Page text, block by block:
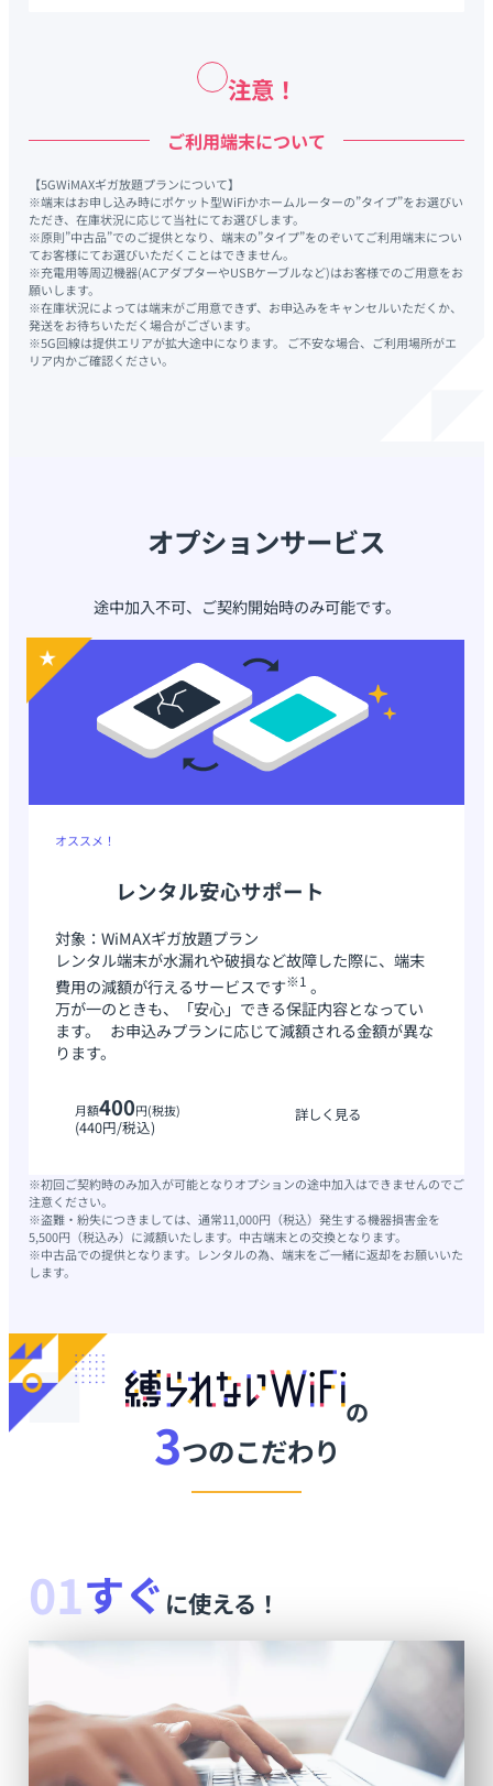
注意！
ご利用端末について
【5GWiMAXギガ放題プランについて】
※端末はお申し込み時にポケット型WiFiかホームルーターの”タイプ”をお選びい
ただき、在庫状況に応じて当社にてお選びします。
※原則”中古品”でのご提供となり、端末の”タイプ”をのぞいてご利用端末につい
てお客様にてお選びいただくことはできません。
※充電用等周辺機器(ACアダプターやUSBケーブルなど)はお客様でのご用意をお
願いします。
※在庫状況によっては端末がご用意できず、お申込みをキャンセルいただくか、
発送をお待ちいただく場合がございます。
※5G回線は提供エリアが拡大途中になります。 ご不安な場合、ご利用場所がエ
リア内かご確認ください。
オプションサービス
途中加入不可、ご契約開始時のみ可能です。
オススメ！
レンタル安心サポート
対象：WiMAXギガ放題プラン
レンタル端末が水漏れや破損など故障した際に、端末
費用の減額が行えるサービスです※1 。
万が一のときも、「安心」できる保証内容となってい
ます。 お申込みプランに応じて減額される金額が異な
ります。
月額400円(税抜)
(440円/税込)
詳しく見る
※初回ご契約時のみ加入が可能となりオプションの途中加入はできませんのでご
注意ください。
※盗難・紛失につきましては、通常11,000円（税込）発生する機器損害金を
5,500円（税込み）に減額いたします。中古端末との交換となります。
※中古品での提供となります。レンタルの為、端末をご一緒に返却をお願いいた
します。
の
3つのこだわり
01すぐ に使える！